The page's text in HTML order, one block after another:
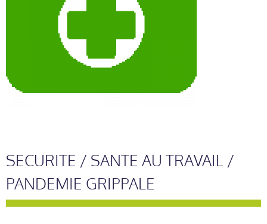
SECURITE / SANTE AU TRAVAIL /
PANDEMIE GRIPPALE